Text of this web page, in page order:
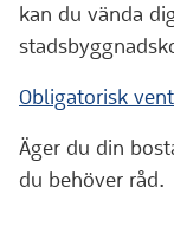
kan du vända
Obligatorisk
Äger du din
du behöver råd.